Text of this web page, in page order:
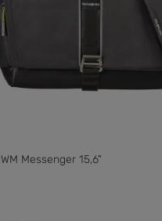
Messenger 15,6"